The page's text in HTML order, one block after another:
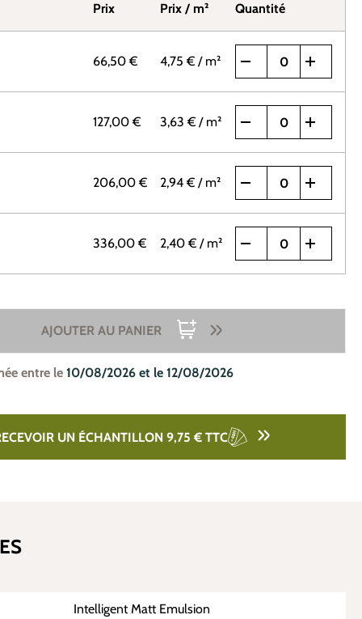
Prix Prix / m² Quantité
66,50 € 4,75 € / m²
127,00 € 3,63 € / m²
206,00 € 2,94 € / m²
336,00 € 2,40 € / m²
AJOUTER AU PANIER
entre le 10/08/2026 et le 12/08/2026
UN ÉCHANTILLON 9,75 € TTC
Intelligent Matt Emulsion